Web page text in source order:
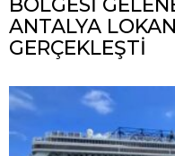
ANTALYA
GERÇEKLEŞTİ